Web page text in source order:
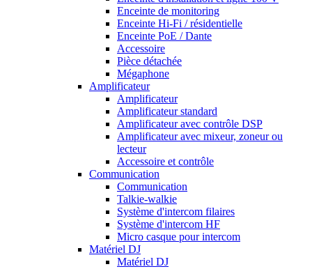
Enceinte de monitoring
Enceinte Hi-Fi / résidentielle
Enceinte PoE / Dante
Accessoire
Pièce détachée
Mégaphone
Amplificateur
Amplificateur
Amplificateur standard
Amplificateur avec contrôle DSP
Amplificateur avec mixeur, zoneur ou
lecteur
Accessoire et contrôle
Communication
Communication
Talkie-walkie
Système d'intercom filaires
Système d'intercom HF
Micro casque pour intercom
Matériel DJ
Matériel DJ